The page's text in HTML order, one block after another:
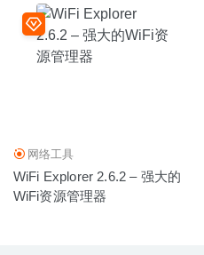
网络工具
WiFi Explorer 2.6.2 – 强大的
WiFi资源管理器